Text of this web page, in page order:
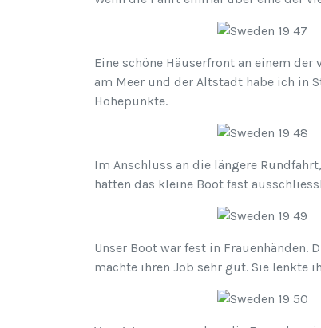
Eine schöne Häuserfront an einem
am Meer und der Altstadt habe ich in
Höhepunkte.
Im Anschluss an die längere
hatten das kleine Boot fast
Unser Boot war fest in
machte ihren Job sehr gut. Sie lenkte